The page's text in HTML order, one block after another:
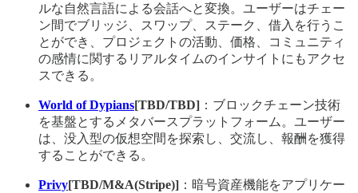
ルな自然言語による会話へと変換。ユーザーはチェー
ン間でブリッジ、スワップ、ステーク、借入を行うこ
とができ、プロジェクトの活動、価格、コミュニティ
の感情に関するリアルタイムのインサイトにもアクセ
スできる。
World of Dypians[TBD/TBD] ：ブロックチェーン技術
を基盤とするメタバースプラットフォーム。ユーザー
は、没入型の仮想空間を探索し、交流し、報酬を獲得
することができる。
Privy[TBD/M&A(Stripe)] ：暗号資産機能をアプリケー